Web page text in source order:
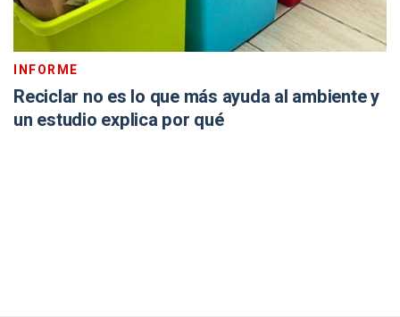
INFORME
Reciclar no es lo que más ayuda al ambiente y
un estudio explica por qué